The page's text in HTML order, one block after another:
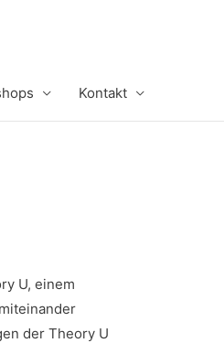
Kontakt
U, einem
der Theory U